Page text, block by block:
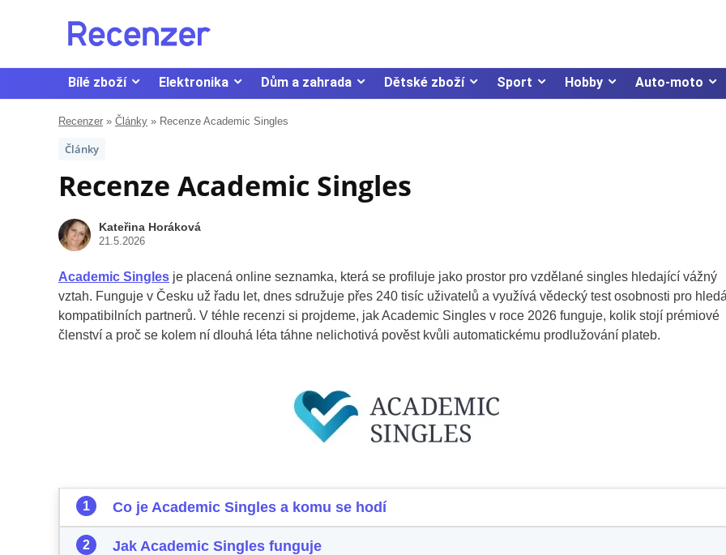
Bílé zboží Elektronika Dům a zahrada Dětské zboží Sport Hobby Auto-moto
Recenzer » Články » Recenze Academic Singles
Články
Recenze Academic Singles
Kateřina Horáková
21.5.2026
Academic Singles je placená online seznamka, která se profiluje jako prostor pro vzdělané singles hledající vážný
vztah. Funguje v Česku už řadu let, dnes sdružuje přes 240 tisíc uživatelů a využívá vědecký test osobnosti pro
kompatibilních partnerů. V téhle recenzi si projdeme, jak Academic Singles v roce 2026 funguje, kolik stojí prémiové
členství a proč se kolem ní dlouhá léta táhne nelichotivá pověst kvůli automatickému prodlužování plateb.
Co je Academic Singles a komu se hodí
Jak Academic Singles funguje